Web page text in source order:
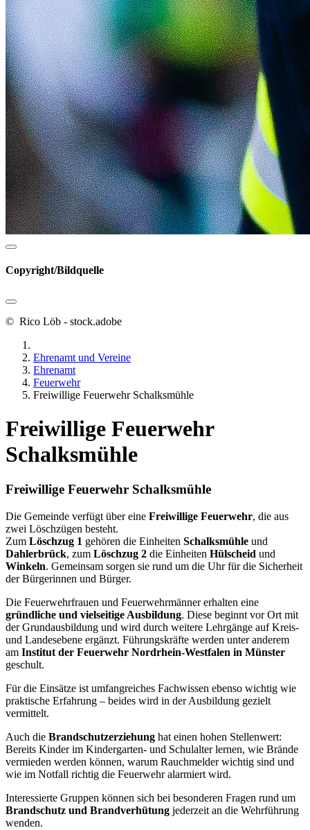
Copyright/Bildquelle
© Rico Löb - stock.adobe
Ehrenamt und Vereine
Ehrenamt
Feuerwehr
Freiwillige Feuerwehr Schalksmühle
Freiwillige Feuerwehr
Schalksmühle
Freiwillige Feuerwehr Schalksmühle
Die Gemeinde verfügt über eine Freiwillige Feuerwehr, die aus
zwei Löschzügen besteht.
Zum Löschzug 1 gehören die Einheiten Schalksmühle und
Dahlerbrück, zum Löschzug 2 die Einheiten Hülscheid und
Winkeln. Gemeinsam sorgen sie rund um die Uhr für die Sicherheit
der Bürgerinnen und Bürger.
Die Feuerwehrfrauen und Feuerwehrmänner erhalten eine
gründliche und vielseitige Ausbildung. Diese beginnt vor Ort mit
der Grundausbildung und wird durch weitere Lehrgänge auf Kreis-
und Landesebene ergänzt. Führungskräfte werden unter anderem
am Institut der Feuerwehr Nordrhein-Westfalen in Münster
geschult.
Für die Einsätze ist umfangreiches Fachwissen ebenso wichtig wie
praktische Erfahrung – beides wird in der Ausbildung gezielt
vermittelt.
Auch die Brandschutzerziehung hat einen hohen Stellenwert:
Bereits Kinder im Kindergarten- und Schulalter lernen, wie Brände
vermieden werden können, warum Rauchmelder wichtig sind und
wie im Notfall richtig die Feuerwehr alarmiert wird.
Interessierte Gruppen können sich bei besonderen Fragen rund um
Brandschutz und Brandverhütung jederzeit an die Wehrführung
wenden.